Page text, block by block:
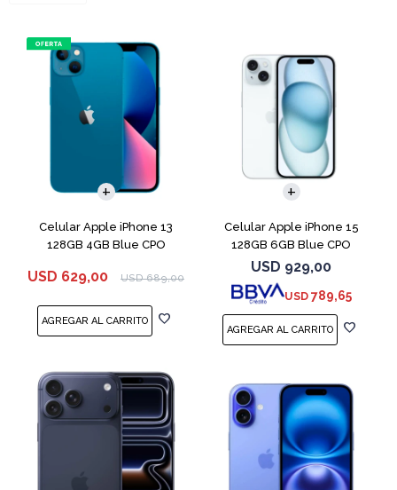
Celular Apple iPhone 13
128GB 4GB Blue CPO
USD 629,00 USD 689,00
Celular Apple iPhone 15
128GB 6GB Blue CPO
USD 929,00
USD 789,65
COMPARAR